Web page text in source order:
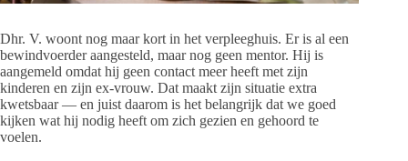
Dhr. V. woont nog maar kort in het verpleeghuis. Er is al een
bewindvoerder aangesteld, maar nog geen mentor. Hij is
aangemeld omdat hij geen contact meer heeft met zijn
kinderen en zijn ex-vrouw. Dat maakt zijn situatie extra
kwetsbaar — en juist daarom is het belangrijk dat we goed
kijken wat hij nodig heeft om zich gezien en gehoord te
voelen.